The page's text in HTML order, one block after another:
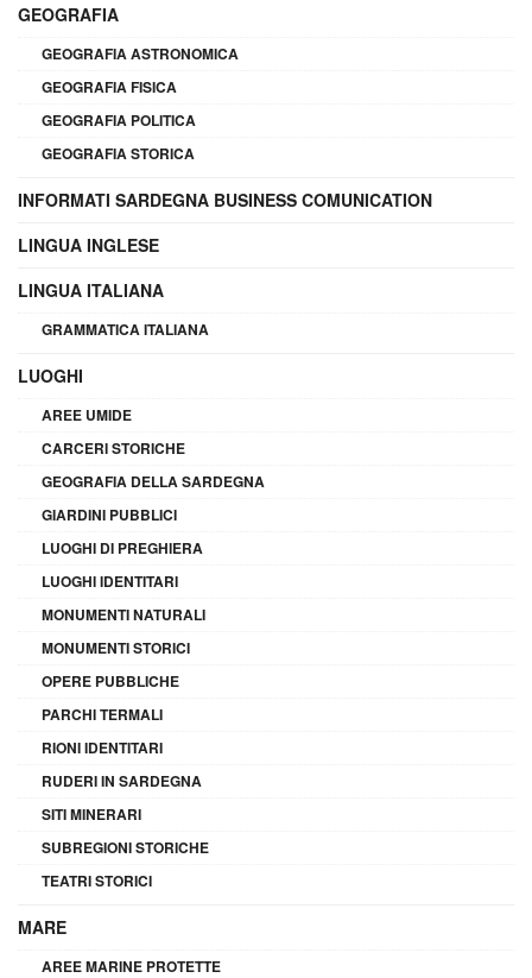
GEOGRAFIA
GEOGRAFIA ASTRONOMICA
GEOGRAFIA FISICA
GEOGRAFIA POLITICA
GEOGRAFIA STORICA
INFORMATI SARDEGNA BUSINESS COMUNICATION
LINGUA INGLESE
LINGUA ITALIANA
GRAMMATICA ITALIANA
LUOGHI
AREE UMIDE
CARCERI STORICHE
GEOGRAFIA DELLA SARDEGNA
GIARDINI PUBBLICI
LUOGHI DI PREGHIERA
LUOGHI IDENTITARI
MONUMENTI NATURALI
MONUMENTI STORICI
OPERE PUBBLICHE
PARCHI TERMALI
RIONI IDENTITARI
RUDERI IN SARDEGNA
SITI MINERARI
SUBREGIONI STORICHE
TEATRI STORICI
MARE
AREE MARINE PROTETTE